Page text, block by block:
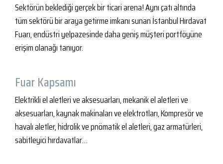
Sektörün beklediği gerçek bir ticari arena! Aynı çatı altında
tüm sektörü bir araya getirme imkanı sunan İstanbul Hırdavat
Fuarı, endüstri yelpazesinde daha geniş müşteri portföyüne
erişim olanağı tanıyor.
Fuar Kapsamı
Elektrikli el aletleri ve aksesuarları, mekanik el aletleri ve
aksesuarları, kaynak makinaları ve elektrotları, Kompresör ve
havalı aletler, hidrolik ve pnömatik el aletleri, gaz armatürleri,
sabitleyici hırdavatlar…